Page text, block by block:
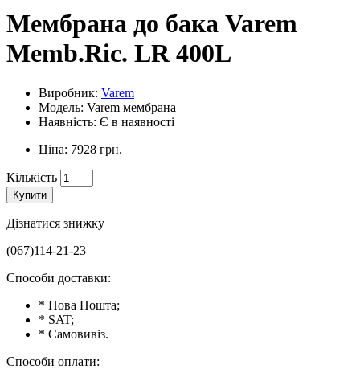
Мембрана до бака Varem
Memb.Ric. LR 400L
Виробник: Varem
Модель: Varem мембрана
Наявність: Є в наявності
Ціна: 7928 грн.
Кількість
Купити
Дізнатися знижку
(067)114-21-23
Способи доставки:
* Нова Пошта;
* SAT;
* Самовивіз.
Способи оплати: